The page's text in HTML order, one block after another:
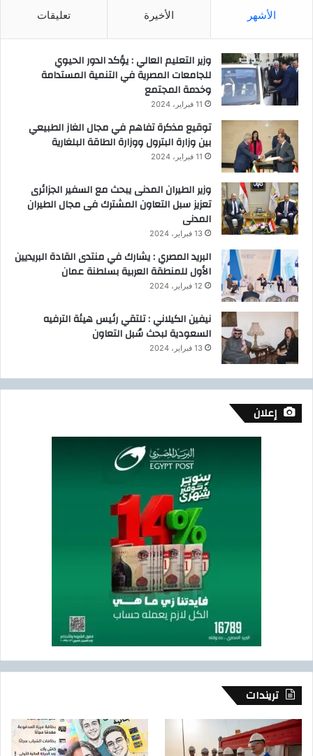
الأشهر الأخيرة تعليقات
وزير التعليم العالي : يؤكد الدور الحيوي
للجامعات المصرية في التنمية المستدامة
وخدمة المجتمع
11 فبراير، 2024
توقيع مذكرة تفاهم في مجال الغاز الطبيعي
بين وزارة البترول ووزارة الطاقة البلغارية
11 فبراير، 2024
وزير الطيران المدنى يبحث مع السفير الجزائرى
تعزيز سبل التعاون المشترك فى مجال الطيران
المدنى
13 فبراير، 2024
البريد المصري : يشارك في منتدى القادة البريديين
الأول للمنطقة العربية بسلطنة عمان
12 فبراير، 2024
نيفين الكيلاني : تلتقي رئيس هيئة الترفيه
السعودية لبحث سُبل التعاون
13 فبراير، 2024
إعلان
تريندات